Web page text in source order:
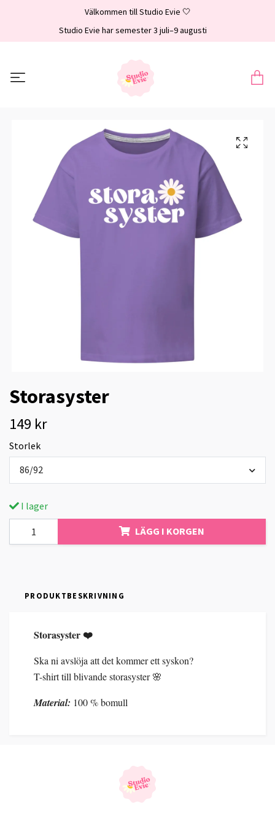
Välkommen till Studio Evie 🤍
Studio Evie har semester 3 juli–9 augusti
Storasyster
149 kr
Storlek
86/92
I lager
LÄGG I KORGEN
PRODUKTBESKRIVNING
Storasyster ❤️
Ska ni avslöja att det kommer ett syskon?
T-shirt till blivande storasyster 🌸
Material: 100 % bomull